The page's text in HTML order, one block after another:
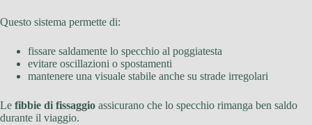
Questo sistema permette di:
fissare saldamente lo specchio al poggiatesta
evitare oscillazioni o spostamenti
mantenere una visuale stabile anche su strade irregolari
Le fibbie di fissaggio assicurano che lo specchio rimanga ben saldo
durante il viaggio.